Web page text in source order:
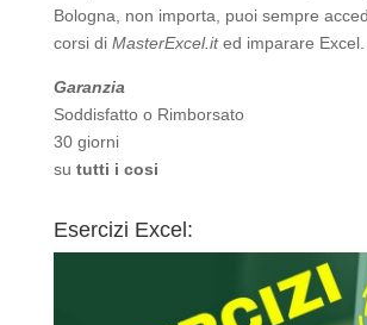
Bologna, non importa, puoi sempre
corsi di MasterExcel.ited imparare Excel.
Garanzia
Soddisfatto o Rimborsato
30 giorni
su tutti i cosi
Esercizi Excel: